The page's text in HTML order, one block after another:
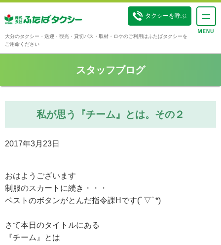
大分のタクシー・送迎・観光・貸切バス・取材・ロケのご利用はふたばタクシーを
ご用命ください
タクシーを呼ぶ
スタッフブログ
私が思う『チーム』とは。その２
2017年3月23日
おはようございます
制服のスカートに続き・・・
ベストのボタンがとんだ指令課Hです(ﾟ▽ﾟ*)
さて本日のタイトルにある
『チーム』とは